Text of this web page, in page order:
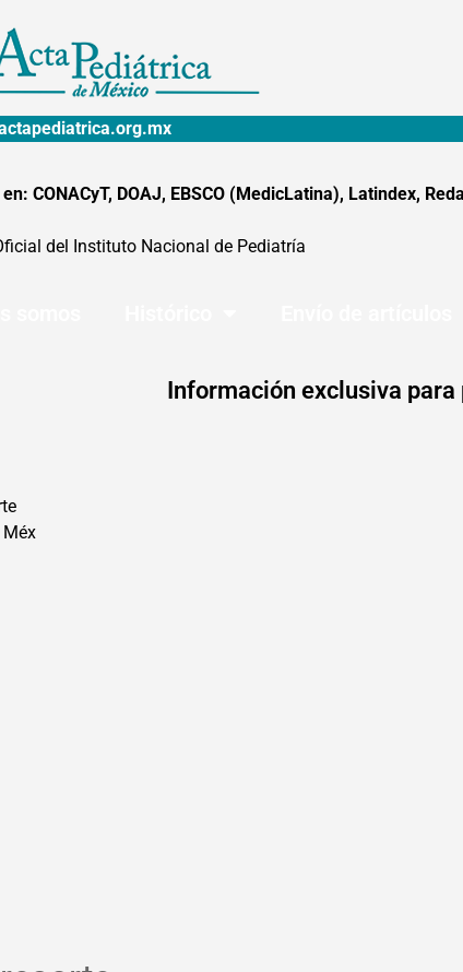
CONACyT, DOAJ, EBSCO (MedicLatina), Latindex,
del Instituto Nacional de Pediatría
Información exclusiva